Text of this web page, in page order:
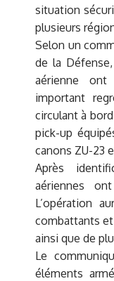
situation
plusieurs
Selon un
de la
aérienne
important
circulant à
pick-up
canons ZU-23
Après
aériennes
L’opération
combattants
ainsi que de
Le
éléments